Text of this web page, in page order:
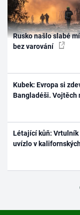
Rusko našlo slabé
bez varování
Kubek: Evropa si
Bangladéši.
Létající kůň: Vrtulník
uvízlo v